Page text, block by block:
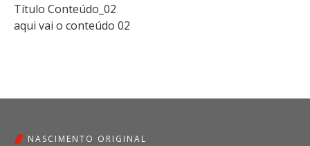
Título Conteúdo_02
aqui vai o conteúdo 02
NASCIMENTO ORIGINAL